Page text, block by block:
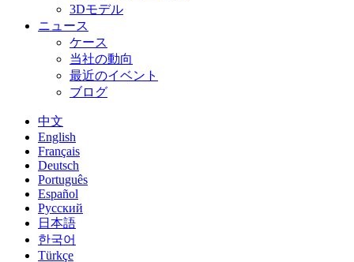
3Dモデル
ニュース
ケース
当社の動向
最近のイベント
ブログ
中文
English
Français
Deutsch
Português
Español
Русский
日本語
한국어
Türkçe